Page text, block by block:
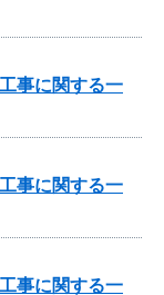
事に関する一
事に関する一
事に関する一